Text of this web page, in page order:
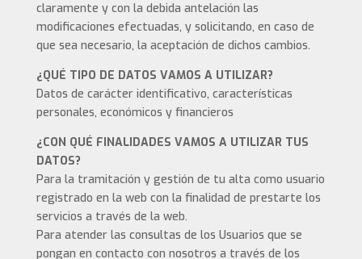
claramente y con la debida antelación las
modificaciones efectuadas, y solicitando, en caso de
que sea necesario, la aceptación de dichos cambios.
¿QUÉ TIPO DE DATOS VAMOS A UTILIZAR?
Datos de carácter identificativo, características
personales, económicos y financieros
¿CON QUÉ FINALIDADES VAMOS A UTILIZAR TUS
DATOS?
Para la tramitación y gestión de tu alta como usuario
registrado en la web con la finalidad de prestarte los
servicios a través de la web.
Para atender las consultas de los Usuarios que se
pongan en contacto con nosotros a través de los